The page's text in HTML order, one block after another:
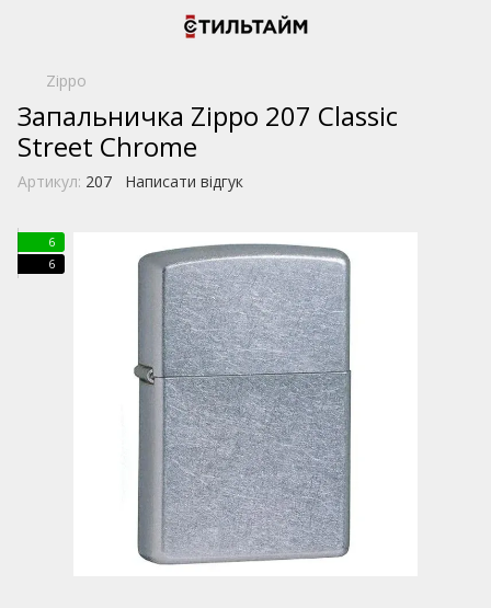
Zippo
Запальничка Zippo 207 Classic
Street Chrome
Артикул: 207 Написати відгук
6
6